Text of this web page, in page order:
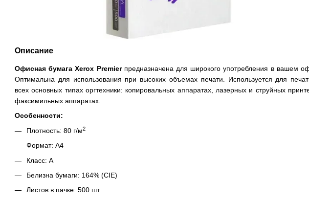
Описание
Офисная бумага Xerox Premierпредназначена для широкого употребления в вашем
Оптимальна для использования при высоких объемах печати. Используется для
всех основных типах оргтехники: копировальных аппаратах, лазерных и струйных
факсимильных аппаратах.
Особенности:
Плотность: 80 г/м2
Формат: А4
Класс: А
Белизна бумаги: 164% (CIE)
Листов в пачке: 500 шт